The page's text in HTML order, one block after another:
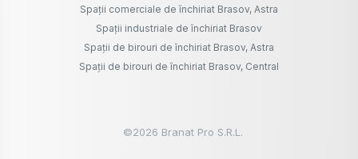
Spații comerciale de închiriat Brasov, Astra
Spații industriale de închiriat Brasov
Spații de birouri de închiriat Brasov, Astra
Spații de birouri de închiriat Brasov, Central
©2026 Branat Pro S.R.L.